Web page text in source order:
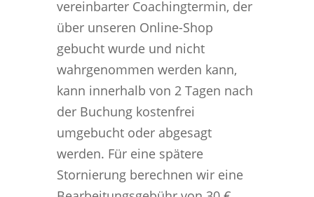
vereinbarter Coachingtermin, der
über unseren Online-Shop
gebucht wurde und nicht
wahrgenommen werden kann,
kann innerhalb von 2 Tagen nach
der Buchung kostenfrei
umgebucht oder abgesagt
werden. Für eine spätere
Stornierung berechnen wir eine